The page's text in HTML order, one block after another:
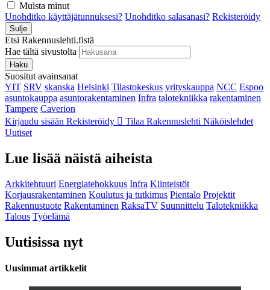
Muista minut
Unohditko käyttäjätunnuksesi? Unohditko salasanasi? Rekisteröidy
Sulje
Etsi Rakennuslehti.fistä
Hae tältä sivustolta
Haku
Suositut avainsanat
YIT SRV skanska Helsinki Tilastokeskus yrityskauppa NCC Espoo
asuntokauppa asuntorakentaminen Infra talotekniikka rakentaminen
Tampere Caverion
Kirjaudu sisään Rekisteröidy Tilaa Rakennuslehti Näköislehdet
Uutiset
Lue lisää näistä aiheista
Arkkitehtuuri Energiatehokkuus Infra Kiinteistöt
Korjausrakentaminen Koulutus ja tutkimus Pientalo Projektit
Rakennustuote Rakentaminen RaksaTV Suunnittelu Talotekniikka
Talous Työelämä
Uutisissa nyt
Uusimmat artikkelit